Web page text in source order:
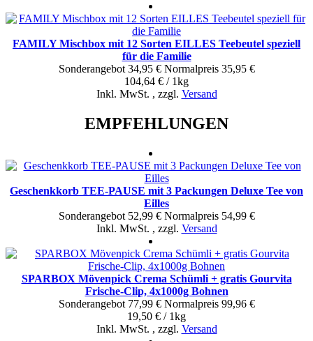
FAMILY Mischbox mit 12 Sorten EILLES Teebeutel speziell
für die Familie
Sonderangebot 34,95 € Normal­preis 35,95 €
104,64 € / 1kg
Inkl. MwSt. , zzgl. Versand
EMPFEHLUNGEN
Geschenkkorb TEE-PAUSE mit 3 Packungen Deluxe Tee von
Eilles
Sonderangebot 52,99 € Normal­preis 54,99 €
Inkl. MwSt. , zzgl. Versand
SPARBOX Mövenpick Crema Schümli + gratis Gourvita
Frische-Clip, 4x1000g Bohnen
Sonderangebot 77,99 € Normal­preis 99,96 €
19,50 € / 1kg
Inkl. MwSt. , zzgl. Versand